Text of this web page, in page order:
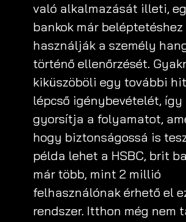
való alkalmazását illeti,
bankok már beléptetéshez
használják a személy
történő ellenőrzését.
kiküszöböli egy további
lépcső igénybevételét, így
gyorsítja a folyamatot,
hogy biztonságossá is
példa lehet a HSBC, brit
már több, mint 2 millió
felhasználónak érhető el
rendszer. Itthon még nem